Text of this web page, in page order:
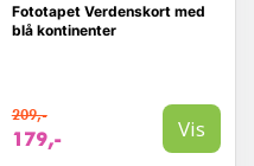
Fototapet Verdenskort med
blå kontinenter
209,-
179,- Vis